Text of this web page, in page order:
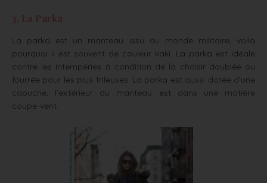
La parka est un manteau issu du monde militaire, voilà
pourquoi il est souvent de couleur kaki. La parka est idéale
contre les intempéries à condition de la choisir doublée ou
fourrée pour les plus frileuses. La parka est aussi dotée d’une
capuche, l’extérieur du manteau est dans une matière
coupe-vent.